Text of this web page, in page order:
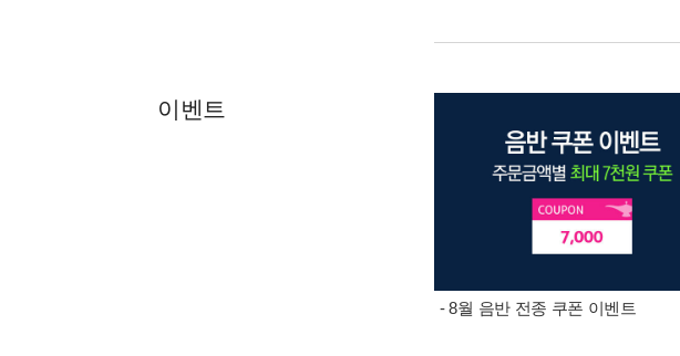
이벤트
- 8월 음반 전종 쿠폰 이벤트